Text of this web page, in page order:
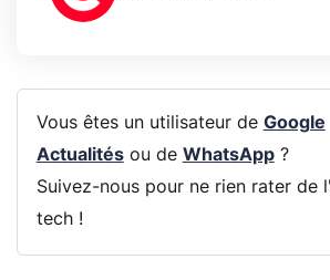
Vous êtes un utilisateur de Google
Actualitésou de WhatsApp?
Suivez-nous pour ne rien rater de
tech !